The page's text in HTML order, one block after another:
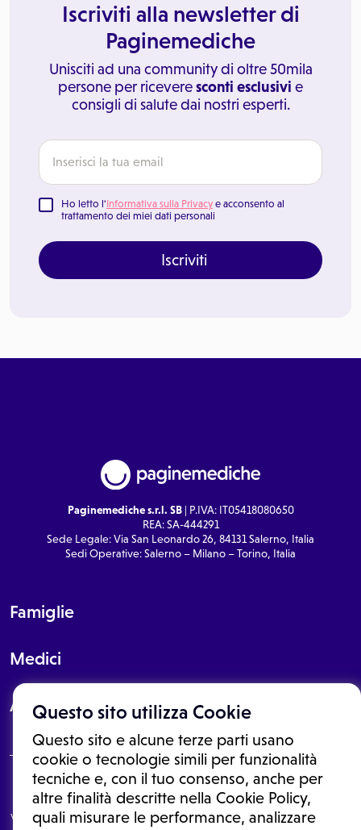
Questo sito utilizza Cookie
Questo sito e alcune terze parti usano
cookie o tecnologie simili per funzionalità
tecniche e, con il tuo consenso, anche per
altre finalità descritte nella Cookie Policy,
quali misurare le performance, analizzare
Iscriviti alla newsletter di
Paginemediche
Unisciti ad una community di oltre 50mila
persone per riceveresconti esclusivi e
consigli di salute dai nostri esperti.
Ho letto l'Informativa sulla Privacy e acconsento al
trattamento dei miei dati personali
Iscriviti
Paginemediche s.r.l. SB| P.IVA: IT05418080650
REA: SA-444291
Sede Legale: Via San Leonardo 26, 84131 Salerno, Italia
Sedi Operative: Salerno – Milano – Torino, Italia
Famiglie
Medici
About
Le informazioni proposte in questo sito non sono un consulto medico.
In nessun caso, queste informazioni sostituiscono un consulto, una
visita o una diagnosi formulata dal medico. Non si devono considerare